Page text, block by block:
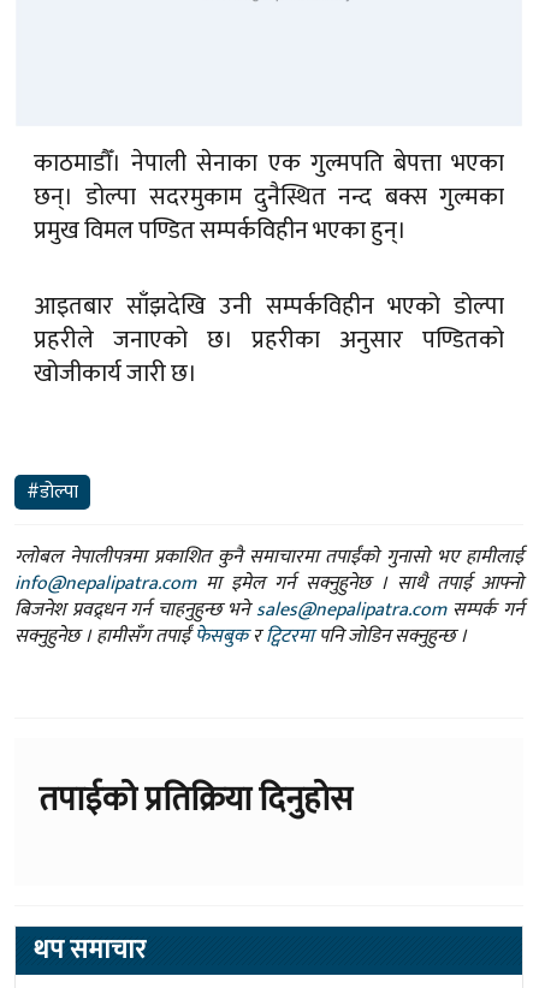
काठमाडौँ। नेपाली सेनाका एक गुल्मपति बेपत्ता भएका
छन्। डोल्पा सदरमुकाम दुनैस्थित नन्द बक्स गुल्मका
प्रमुख विमल पण्डित सम्पर्कविहीन भएका हुन्।
आइतबार साँझदेखि उनी सम्पर्कविहीन भएको डोल्पा
प्रहरीले जनाएको छ। प्रहरीका अनुसार पण्डितको
खोजीकार्य जारी छ।
#डोल्पा
ग्लोबल नेपालीपत्रमा प्रकाशित कुनै समाचारमा तपाईंको गुनासो भए हामीलाई
info@nepalipatra.comमा इमेल गर्न सक्नुहुनेछ । साथै तपाई आफ्नो
बिजनेश प्रवद्र्धन गर्न चाहनुहुन्छ भनेsales@nepalipatra.comसम्पर्क गर्न
सक्नुहुनेछ । हामीसँग तपाईंफेसबुकरट्विटरमापनि जोडिन सक्नुहुन्छ ।
तपाईको प्रतिक्रिया दिनुहोस
थप समाचार